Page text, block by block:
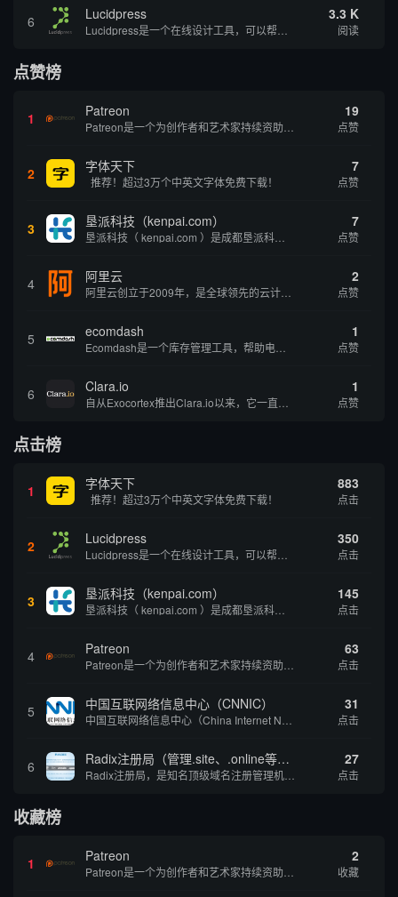
6 Lucidpress 3.3 K
阅读
点赞榜
1 Patreon 19
点赞
2 字体天下
推荐！超过3万个中英文字体免费下载！
7
点赞
3 垦派科技（kenpai.com） 7
点赞
4 阿里云 2
点赞
5 ecomdash 1
点赞
6 Clara.io 1
点赞
点击榜
1 字体天下
推荐！超过3万个中英文字体免费下载！
883
点击
2 Lucidpress 350
点击
3 垦派科技（kenpai.com） 145
点击
4 Patreon 63
点击
5 中国互联网络信息中心（CNNIC） 31
点击
6 Radix注册局（管理.site、.online等顶级域名） 27
点击
收藏榜
1 Patreon 2
收藏